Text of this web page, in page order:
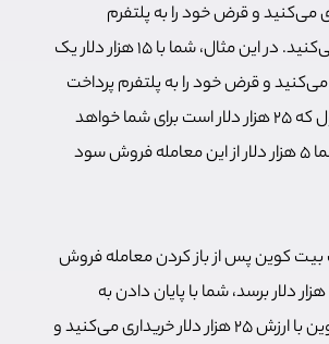
می‌کنید و قرض خود را به پلتفرم
معاملاتی پرداخت می‌کنید. در این مثال، شما با 15 هزار دلار یک
و قرض خود را به پلتفرم پرداخت
می‌کنید و مابقی پول که 25 هزار دلار است برای شما خواهد
بود. به این ترتیب شما 5 هزار دلار از این معامله فروش سود
کوین پس از باز کردن معامله فروش
افزایش یابد و به 25 هزار دلار برسد، شما با پایان دادن به
معامله، یک بیت کوین با ارزش 25 هزار دلار خریداری می‌کنید و